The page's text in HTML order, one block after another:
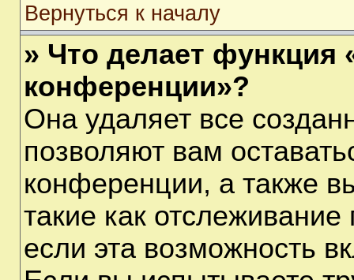
Вернуться к началу
» Что делает функция
конференции»?
Она удаляет все
позволяют вам
конференции, а также
такие как
если эта возможность